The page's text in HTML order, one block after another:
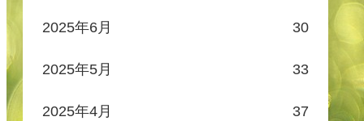
2025年6月 30
2025年5月 33
2025年4月 37